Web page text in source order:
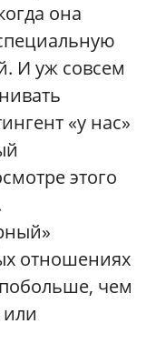
она
И уж совсем
«у нас»
этого
отношениях
чем